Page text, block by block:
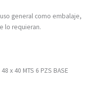
general como embalaje,
lo requieran.
48 x 40 MTS 6 PZS BASE